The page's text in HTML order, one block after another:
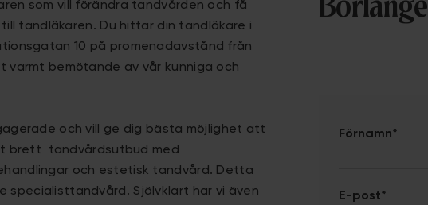
som vill förändra tandvården och få
tandläkaren. Du hittar din tandläkare i
10 på promenadavstånd från
varmt bemötande av vår kunniga och
och vill ge dig bästa möjlighet att
brett tandvårdsutbud med
och estetisk tandvård. Detta
specialisttandvård. Självklart har vi även
Borlänge
Förnamn*
E-post*